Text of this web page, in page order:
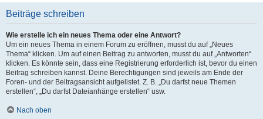
Beiträge schreiben
Wie erstelle ich ein neues Thema oder eine Antwort?
Um ein neues Thema in einem Forum zu eröffnen, musst du auf „Neues
Thema“ klicken. Um auf einen Beitrag zu antworten, musst du auf „Antworten“
klicken. Es könnte sein, dass eine Registrierung erforderlich ist, bevor du einen
Beitrag schreiben kannst. Deine Berechtigungen sind jeweils am Ende der
Foren- und der Beitragsansicht aufgelistet. Z. B. „Du darfst neue Themen
erstellen“, „Du darfst Dateianhänge erstellen“ usw.
Nach oben